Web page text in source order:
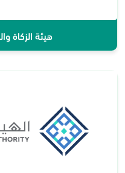
هيئة الزكاة